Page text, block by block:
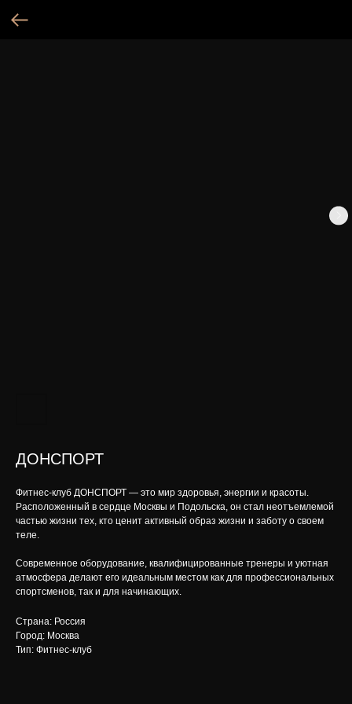
ДОНСПОРТ
Фитнес-клуб ДОНСПОРТ — это мир здоровья, энергии и красоты.
Расположенный в сердце Москвы и Подольска, он стал неотъемлемой
частью жизни тех, кто ценит активный образ жизни и заботу о своем
теле.
Современное оборудование, квалифицированные тренеры и уютная
атмосфера делают его идеальным местом как для профессиональных
спортсменов, так и для начинающих.
Страна: Россия
Город: Москва
Тип: Фитнес-клуб